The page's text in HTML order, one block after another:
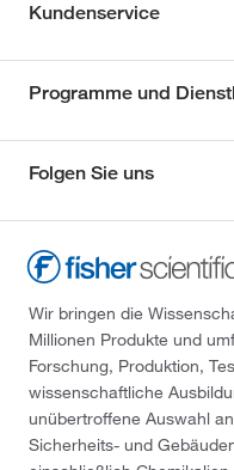
Kundenservice
Programme und
Folgen Sie uns
Wir bringen die
Millionen Produkte und
Forschung, Produktion,
wissenschaftliche
unübertroffene Auswahl
Sicherheits- und